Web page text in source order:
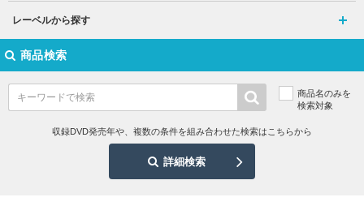
レーベルから探す
商品検索
商品名のみを
検索対象
収録DVD発売年や、複数の条件を組み合わせた検索はこちらから
詳細検索